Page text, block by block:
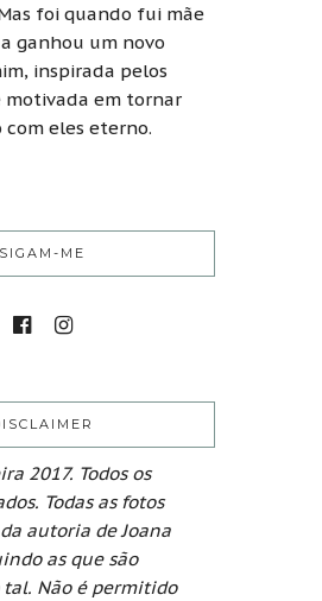
foi quando fui mãe
ganhou um novo
inspirada pelos
motivada em tornar
eles eterno.
SIGAM-ME
2017. Todos os
Todas as fotos
autoria de Joana
as que são
Não é permitido